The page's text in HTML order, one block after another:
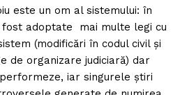
este un om al sistemului: în
fost adoptate mai multe legi cu
(modificări în codul civil și
de organizare judiciară) dar
iar singurele știri